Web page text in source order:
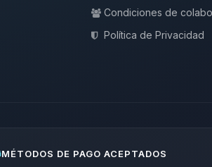
Condiciones de
Política de Privacidad
MÉTODOS DE PAGO ACEPTADOS